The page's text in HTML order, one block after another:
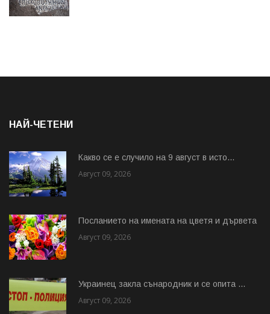
НАЙ-ЧЕТЕНИ
Какво се е случило на 9 август в исто...
Август 09, 2026
Посланието на имената на цветя и дървета
Август 09, 2026
Украинец закла сънародник и се опита ...
Август 09, 2026